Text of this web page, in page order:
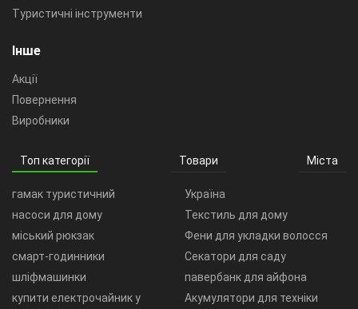
Туристичні інструменти
Інше
Акції
Повернення
Виробники
Топ категорії Товари Міста
гамак туристичний
насоси для дому
міський рюкзак
смарт-годинники
шліфмашинки
купити електрочайник у
Україна
Текстиль для дому
Фени для укладки волосся
Секатори для саду
павербанк для айфона
Акумулятори для техніки